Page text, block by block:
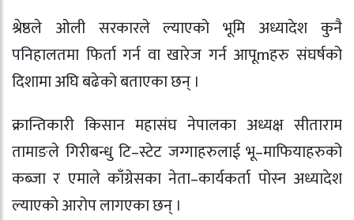
श्रेष्ठले ओली सरकारले ल्याएको भूमि अध्यादेश कुनै
पनिहालतमा फिर्ता गर्न वा खारेज गर्न आपूmहरु संघर्षको
दिशामा अघि बढेको बताएका छन् ।
क्रान्तिकारी किसान महासंघ नेपालका अध्यक्ष सीताराम
तामाङले गिरीबन्धु टि–स्टेट जग्गाहरुलाई भू–माफियाहरुको
कब्जा र एमाले काँग्रेसका नेता–कार्यकर्ता पोस्न अध्यादेश
ल्याएको आरोप लागएका छन् ।